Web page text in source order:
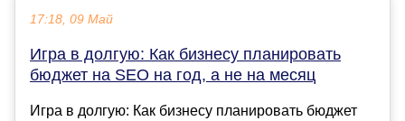
17:18, 09 Май
Игра в долгую: Как бизнесу планировать
бюджет на SEO на год, а не на месяц
Игра в долгую: Как бизнесу планировать бюджет